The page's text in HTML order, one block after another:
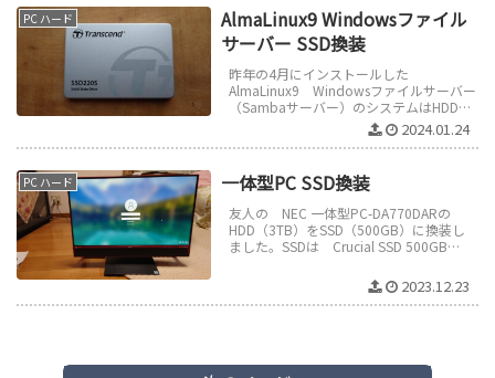
PC ハード
AlmaLinux9 Windowsファイル
サーバー SSD換装
昨年の4月にインストールした
AlmaLinux9 Windowsファイルサーバー
（Sambaサーバー）のシステムはHDDに
入れていましたが、起動が遅いのでSSD
2024.01.24
PC ハード 一体型PC SSD換装
友人の NEC 一体型PC-DA770DARの
HDD（3TB）をSSD（500GB）に換装し
ました。SSDは Crucial SSD 500GB
2023.12.23